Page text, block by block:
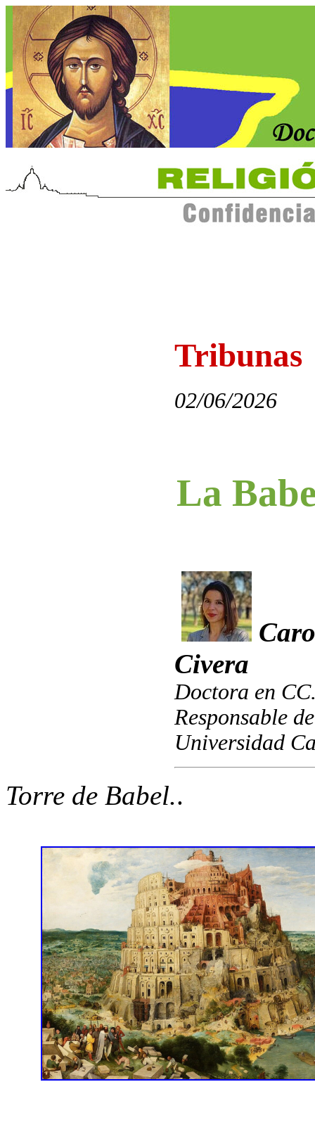
Tribunas
02/06/2026
La
Civera
Doctora en
Responsable
Universidad
Torre de Babel..